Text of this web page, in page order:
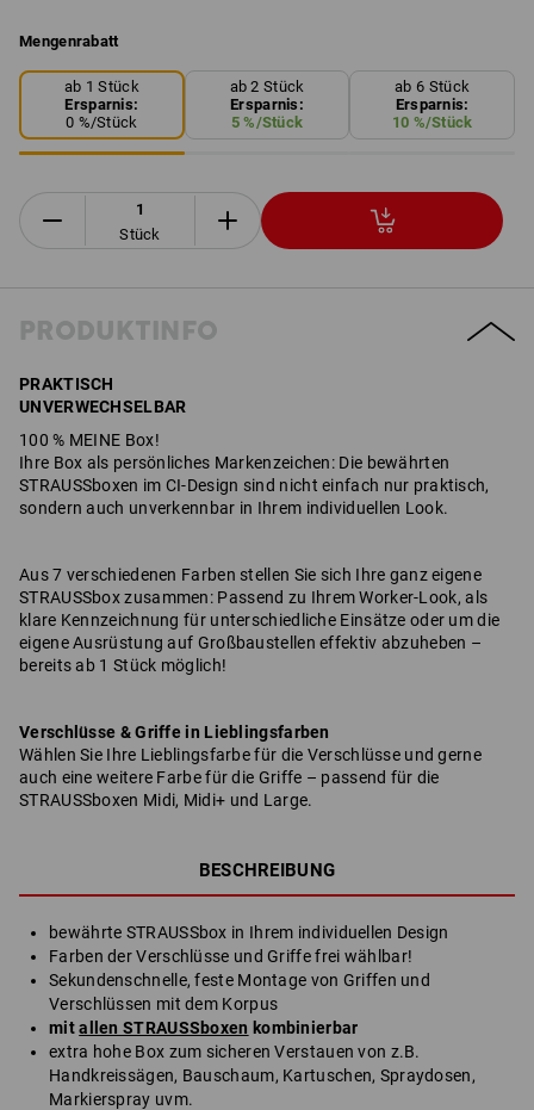
Mengenrabatt
ab 1 Stück
Ersparnis:
0 %/Stück
ab 2 Stück
Ersparnis:
5%/Stück
ab 6 Stück
Ersparnis:
10 %/Stück
Stück
PRODUKTINFO
PRAKTISCH
UNVERWECHSELBAR
​​​​​​100 % MEINE Box!
Ihre Box als persönliches Markenzeichen: Die bewährten
STRAUSSboxen im CI-Design sind nicht einfach nur praktisch,
sondern auch unverkennbar in Ihrem individuellen Look.
Aus 7 verschiedenen Farben stellen Sie sich Ihre ganz eigene
STRAUSSbox zusammen: Passend zu Ihrem Worker-Look, als
klare Kennzeichnung für unterschiedliche Einsätze oder um die
eigene Ausrüstung auf Großbaustellen effektiv abzuheben –
bereits ab 1 Stück möglich!
Verschlüsse & Griffe in Lieblingsfarben
Wählen Sie Ihre Lieblingsfarbe für die Verschlüsse und gerne
auch eine weitere Farbe für die Griffe – passend für die
STRAUSSboxen Midi, Midi+ und Large.
BESCHREIBUNG
bewährte STRAUSSbox in Ihrem individuellen Design
Farben der Verschlüsse und Griffe frei wählbar!
Sekundenschnelle, feste Montage von Griffen und
Verschlüssen mit dem Korpus
mitallen STRAUSSboxen kombinierbar
extra hohe Box zum sicheren Verstauen von z.B.
Handkreissägen, Bauschaum, Kartuschen, Spraydosen,
Markierspray uvm.